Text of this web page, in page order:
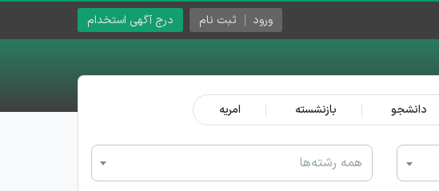
درج آگهی استخدام ورود ثبت نام
دانشجو بازنشسته امریه
همه رشته‌ها